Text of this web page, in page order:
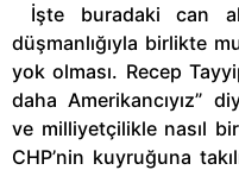
İşte buradaki can
düşmanlığıyla birlikte
yok olması. Recep
daha Amerikancıyız”
ve milliyetçilikle nasıl bir
CHP’nin kuyruğuna